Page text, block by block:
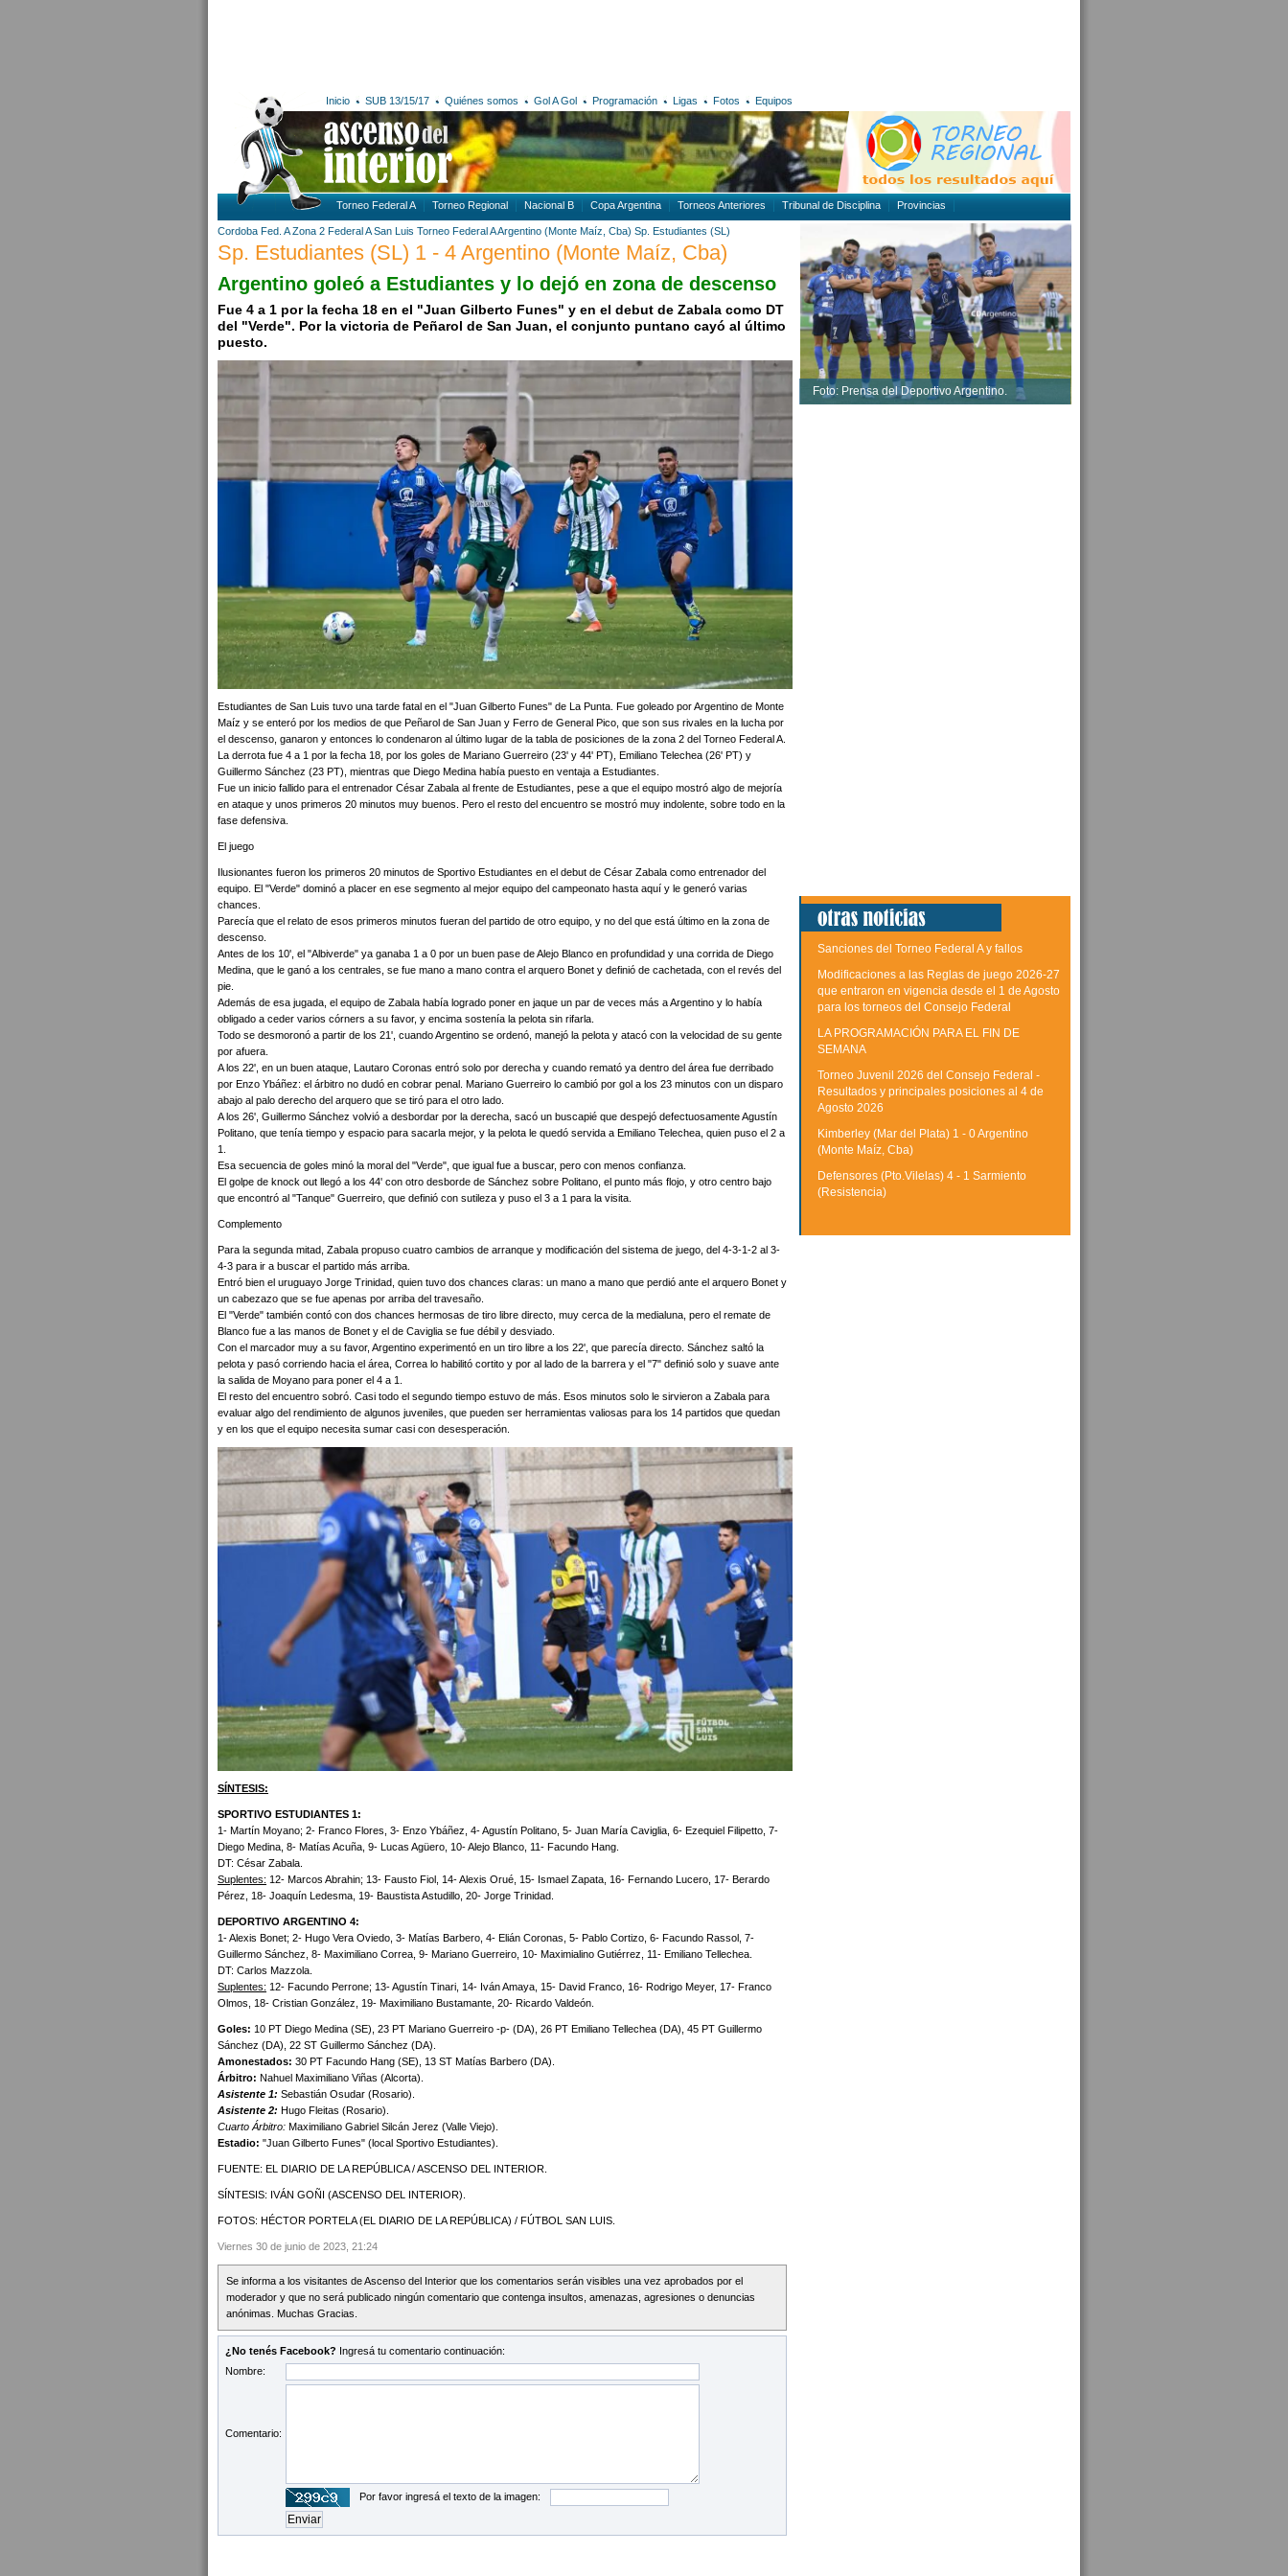
Inicio SUB 13/15/17 Quiénes somos Gol A Gol Programación Ligas Fotos Equipos
Torneo Federal A Torneo Regional Nacional B Copa Argentina Torneos Anteriores Tribunal de Disciplina Provincias
Cordoba Fed. A Zona 2 Federal A San Luis Torneo Federal AArgentino (Monte Maíz, Cba) Sp. Estudiantes (SL)
Sp. Estudiantes (SL) 1 - 4 Argentino (Monte Maíz, Cba)
Argentino goleó a Estudiantes y lo dejó en zona de descenso
Fue 4 a 1 por la fecha 18 en el "Juan Gilberto Funes" y en el debut de Zabala como DT
del "Verde". Por la victoria de Peñarol de San Juan, el conjunto puntano cayó al último
puesto.
Estudiantes de San Luis tuvo una tarde fatal en el "Juan Gilberto Funes" de La Punta. Fue goleado por Argentino de Monte
Maíz y se enteró por los medios de que Peñarol de San Juan y Ferro de General Pico, que son sus rivales en la lucha por
el descenso, ganaron y entonces lo condenaron al último lugar de la tabla de posiciones de la zona 2 del Torneo Federal A.
La derrota fue 4 a 1 por la fecha 18, por los goles de Mariano Guerreiro (23' y 44' PT), Emiliano Telechea (26' PT) y
Guillermo Sánchez (23 PT), mientras que Diego Medina había puesto en ventaja a Estudiantes.
Fue un inicio fallido para el entrenador César Zabala al frente de Estudiantes, pese a que el equipo mostró algo de mejoría
en ataque y unos primeros 20 minutos muy buenos. Pero el resto del encuentro se mostró muy indolente, sobre todo en la
fase defensiva.
El juego
Ilusionantes fueron los primeros 20 minutos de Sportivo Estudiantes en el debut de César Zabala como entrenador del
equipo. El "Verde" dominó a placer en ese segmento al mejor equipo del campeonato hasta aquí y le generó varias
chances.
Parecía que el relato de esos primeros minutos fueran del partido de otro equipo, y no del que está último en la zona de
descenso.
Antes de los 10', el "Albiverde" ya ganaba 1 a 0 por un buen pase de Alejo Blanco en profundidad y una corrida de Diego
Medina, que le ganó a los centrales, se fue mano a mano contra el arquero Bonet y definió de cachetada, con el revés del
pie.
Además de esa jugada, el equipo de Zabala había logrado poner en jaque un par de veces más a Argentino y lo había
obligado a ceder varios córners a su favor, y encima sostenía la pelota sin rifarla.
Todo se desmoronó a partir de los 21', cuando Argentino se ordenó, manejó la pelota y atacó con la velocidad de su gente
por afuera.
A los 22', en un buen ataque, Lautaro Coronas entró solo por derecha y cuando remató ya dentro del área fue derribado
por Enzo Ybáñez: el árbitro no dudó en cobrar penal. Mariano Guerreiro lo cambió por gol a los 23 minutos con un disparo
abajo al palo derecho del arquero que se tiró para el otro lado.
A los 26', Guillermo Sánchez volvió a desbordar por la derecha, sacó un buscapié que despejó defectuosamente Agustín
Politano, que tenía tiempo y espacio para sacarla mejor, y la pelota le quedó servida a Emiliano Telechea, quien puso el 2 a
1.
Esa secuencia de goles minó la moral del "Verde", que igual fue a buscar, pero con menos confianza.
El golpe de knock out llegó a los 44' con otro desborde de Sánchez sobre Politano, el punto más flojo, y otro centro bajo
que encontró al "Tanque" Guerreiro, que definió con sutileza y puso el 3 a 1 para la visita.
Complemento
Para la segunda mitad, Zabala propuso cuatro cambios de arranque y modificación del sistema de juego, del 4-3-1-2 al 3-
4-3 para ir a buscar el partido más arriba.
Entró bien el uruguayo Jorge Trinidad, quien tuvo dos chances claras: un mano a mano que perdió ante el arquero Bonet y
un cabezazo que se fue apenas por arriba del travesaño.
El "Verde" también contó con dos chances hermosas de tiro libre directo, muy cerca de la medialuna, pero el remate de
Blanco fue a las manos de Bonet y el de Caviglia se fue débil y desviado.
Con el marcador muy a su favor, Argentino experimentó en un tiro libre a los 22', que parecía directo. Sánchez saltó la
pelota y pasó corriendo hacia el área, Correa lo habilitó cortito y por al lado de la barrera y el "7" definió solo y suave ante
la salida de Moyano para poner el 4 a 1.
El resto del encuentro sobró. Casi todo el segundo tiempo estuvo de más. Esos minutos solo le sirvieron a Zabala para
evaluar algo del rendimiento de algunos juveniles, que pueden ser herramientas valiosas para los 14 partidos que quedan
y en los que el equipo necesita sumar casi con desesperación.
SÍNTESIS:
SPORTIVO ESTUDIANTES 1:
1- Martín Moyano; 2- Franco Flores, 3- Enzo Ybáñez, 4- Agustín Politano, 5- Juan María Caviglia, 6- Ezequiel Filipetto, 7-
Diego Medina, 8- Matías Acuña, 9- Lucas Agüero, 10- Alejo Blanco, 11- Facundo Hang.
DT: César Zabala.
Suplentes: 12- Marcos Abrahin; 13- Fausto Fiol, 14- Alexis Orué, 15- Ismael Zapata, 16- Fernando Lucero, 17- Berardo
Pérez, 18- Joaquín Ledesma, 19- Baustista Astudillo, 20- Jorge Trinidad.
DEPORTIVO ARGENTINO 4:
1- Alexis Bonet; 2- Hugo Vera Oviedo, 3- Matías Barbero, 4- Elián Coronas, 5- Pablo Cortizo, 6- Facundo Rassol, 7-
Guillermo Sánchez, 8- Maximiliano Correa, 9- Mariano Guerreiro, 10- Maximialino Gutiérrez, 11- Emiliano Tellechea.
DT: Carlos Mazzola.
Suplentes: 12- Facundo Perrone; 13- Agustín Tinari, 14- Iván Amaya, 15- David Franco, 16- Rodrigo Meyer, 17- Franco
Olmos, 18- Cristian González, 19- Maximiliano Bustamante, 20- Ricardo Valdeón.
Goles: 10 PT Diego Medina (SE), 23 PT Mariano Guerreiro -p- (DA), 26 PT Emiliano Tellechea (DA), 45 PT Guillermo
Sánchez (DA), 22 ST Guillermo Sánchez (DA).
Amonestados: 30 PT Facundo Hang (SE), 13 ST Matías Barbero (DA).
Árbitro: Nahuel Maximiliano Viñas (Alcorta).
Asistente 1: Sebastián Osudar (Rosario).
Asistente 2: Hugo Fleitas (Rosario).
Cuarto Árbitro: Maximiliano Gabriel Silcán Jerez (Valle Viejo).
Estadio: "Juan Gilberto Funes" (local Sportivo Estudiantes).
FUENTE: EL DIARIO DE LA REPÚBLICA / ASCENSO DEL INTERIOR.
SÍNTESIS: IVÁN GOÑI (ASCENSO DEL INTERIOR).
FOTOS: HÉCTOR PORTELA (EL DIARIO DE LA REPÚBLICA) / FÚTBOL SAN LUIS.
Viernes 30 de junio de 2023, 21:24
Se informa a los visitantes de Ascenso del Interior que los comentarios serán visibles una vez aprobados por el
moderador y que no será publicado ningún comentario que contenga insultos, amenazas, agresiones o denuncias
anónimas. Muchas Gracias.
¿No tenés Facebook? Ingresá tu comentario continuación:
Nombre:
Comentario:
Por favor ingresá el texto de la imagen:
Foto: Prensa del Deportivo Argentino.
Sanciones del Torneo Federal A y fallos
Modificaciones a las Reglas de juego 2026-27
que entraron en vigencia desde el 1 de Agosto
para los torneos del Consejo Federal
LA PROGRAMACIÓN PARA EL FIN DE
SEMANA
Torneo Juvenil 2026 del Consejo Federal -
Resultados y principales posiciones al 4 de
Agosto 2026
Kimberley (Mar del Plata) 1 - 0 Argentino
(Monte Maíz, Cba)
Defensores (Pto.Vilelas) 4 - 1 Sarmiento
(Resistencia)